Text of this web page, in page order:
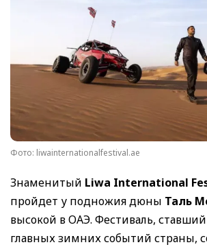
Фото: liwainternationalfestival.ae
Знаменитый Liwa International
пройдет у подножия дюны Таль
высокой в ОАЭ. Фестиваль,
главных зимних событий страны,